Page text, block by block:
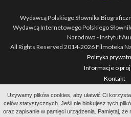
Uzywamy plików cookies, aby ułatwić Ci
celów statystycznych. Jeśli nie blokujesz tych
oraz zapisanie w pamięci urządzenia. Pamiętaj,
Wydawcą Polskiego Słownika
Wydawcą Internetowego Polskiego
Narodowa - Instytut
All Rights Reserved 2014-2026Filmoteka
Polityka
Informacje o
Kontakt
Mapa strony
BIP